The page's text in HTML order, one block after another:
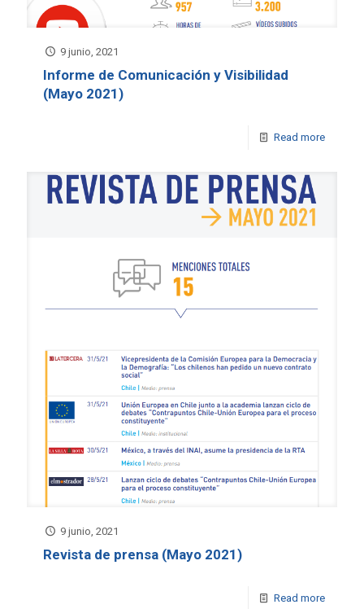
9 junio, 2021
Informe de Comunicación y Visibilidad
(Mayo 2021)
Read more
9 junio, 2021
Revista de prensa (Mayo 2021)
Read more